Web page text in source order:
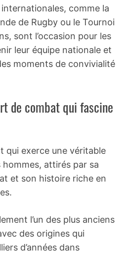
comme la
de Rugby ou le Tournoi
sont l’occasion pour les
leur équipe nationale et
moments de convivialité
de combat qui fascine
qui exerce une véritable
attirés par sa
et son histoire riche en
l’un des plus anciens
des origines qui
d’années dans